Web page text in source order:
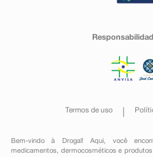
Termos de uso
Bem-vindo à Drogal! Aqui, você
medicamentos , dermocosméticos e produtos